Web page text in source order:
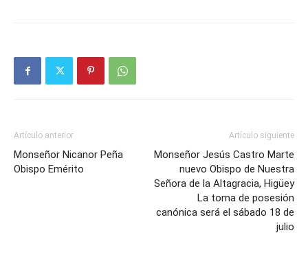
Artículo anterior
Monseñor Nicanor Peña
Obispo Emérito
Artículo siguiente
Monseñor Jesús Castro Marte
nuevo Obispo de Nuestra
Señora de la Altagracia, Higüey
La toma de posesión
canónica será el sábado 18 de
julio